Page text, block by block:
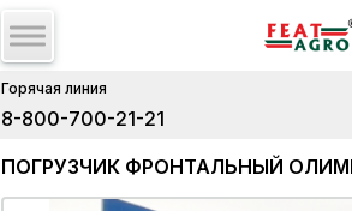
Горячая линия
8-800-700-21-21
ПОГРУЗЧИК ФРОНТАЛЬНЫЙ